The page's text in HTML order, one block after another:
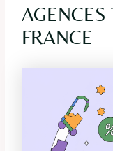
FRANCE